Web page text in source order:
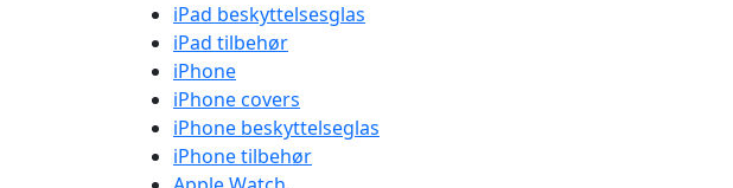
iPad beskyttelsesglas
iPad tilbehør
iPhone
iPhone covers
iPhone beskyttelseglas
iPhone tilbehør